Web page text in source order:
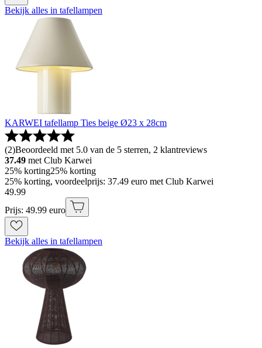
Bekijk alles in tafellampen
KARWEI tafellamp Ties beige Ø23 x 28cm
(2)Beoordeeld met 5.0 van de 5 sterren, 2 klantreviews
37.49 met Club Karwei
25% korting25% korting
25% korting, voordeelprijs: 37.49 euro met Club Karwei
49.99
Prijs: 49.99 euro
Bekijk alles in tafellampen